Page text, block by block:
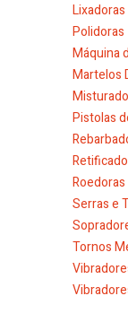
Polidoras
Máquina
Martelos
Pistolas
Serras
Tornos